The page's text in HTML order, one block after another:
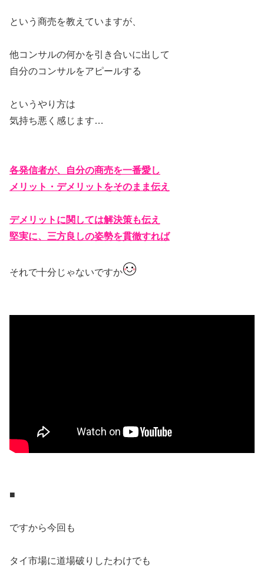
という商売を教えていますが、
他コンサルの何かを引き合いに出して
自分のコンサルをアピールする
というやり方は
気持ち悪く感じます…
各発信者が、自分の商売を一番愛し
メリット・デメリットをそのまま伝え
デメリットに関しては解決策も伝え
堅実に、三方良しの姿勢を貫徹すれば
それで十分じゃないですか
■
ですから今回も
タイ市場に道場破りしたわけでも